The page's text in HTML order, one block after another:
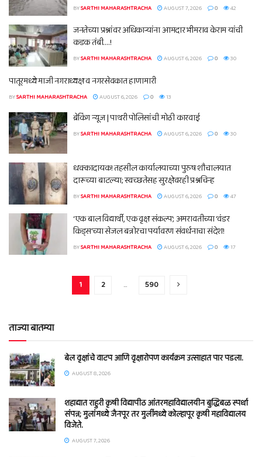
BYSARTHI MAHARASHTRACHA AUGUST 7, 2026 0 42
जनतेच्या प्रश्नांवर अधिकाऱ्यांना आमदार भीमराव केराम यांची
कडक तंबी….!
BYSARTHI MAHARASHTRACHA AUGUST 6, 2026 0 30
पातूरमध्ये माजी नगराध्यक्ष व नगरसेवकात हाणामारी
BYSARTHI MAHARASHTRACHA AUGUST 6, 2026 0 13
ब्रेकिंग न्यूज | पाथरी पोलिसांची मोठी कारवाई
BYSARTHI MAHARASHTRACHA AUGUST 6, 2026 0 30
धक्कादायक! तहसील कार्यालयाच्या पुरुष शौचालयात
दारूच्या बाटल्या; स्वच्छतेसह सुरक्षेवरही प्रश्नचिन्ह
BYSARTHI MAHARASHTRACHA AUGUST 6, 2026 0 47
‘एक बाल विद्यार्थी, एक वृक्ष संकल्प’; अमरावतीच्या ‘वंडर
किड्स’च्या सेजल बन्नोरचा पर्यावरण संवर्धनाचा संदेश!
BYSARTHI MAHARASHTRACHA AUGUST 6, 2026 0 17
1 2 … 590
ताज्या बातम्या
बेल वृक्षांचे वाटप आणि वृक्षारोपण कार्यक्रम उत्साहात पार पडला.
AUGUST 8, 2026
शहाद्यात राहुरी कृषी विद्यापीठ आंतरमहाविद्यालयीन बुद्धिबळ स्पर्धा
संपन्न; मुलांमध्ये जैनपूर तर मुलींमध्ये कोल्हापूर कृषी महाविद्यालय
विजेते.
AUGUST 7, 2026